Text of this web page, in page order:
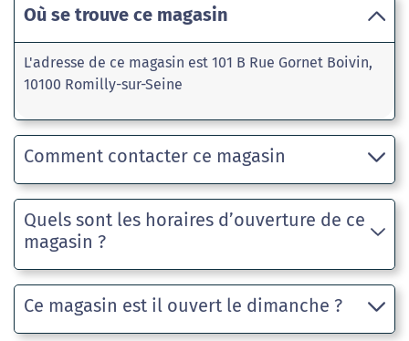
Où se trouve ce magasin
L'adresse de ce magasin est 101 B Rue Gornet Boivin,
10100 Romilly-sur-Seine
Comment contacter ce magasin
Quels sont les horaires d’ouverture de ce
magasin ?
Ce magasin est il ouvert le dimanche ?